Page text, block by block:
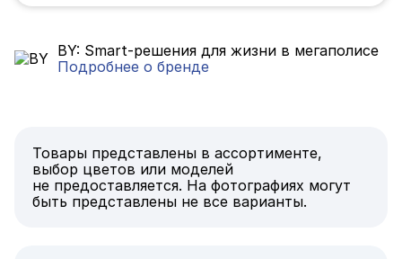
BY: Smart-решения для жизни в мегаполисе
Подробнее о бренде
Товары представлены в ассортименте,
выбор цветов или моделей
не предоставляется. На фотографиях могут
быть представлены не все варианты.